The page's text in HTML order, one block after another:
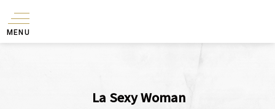
MENU
La Sexy Woman